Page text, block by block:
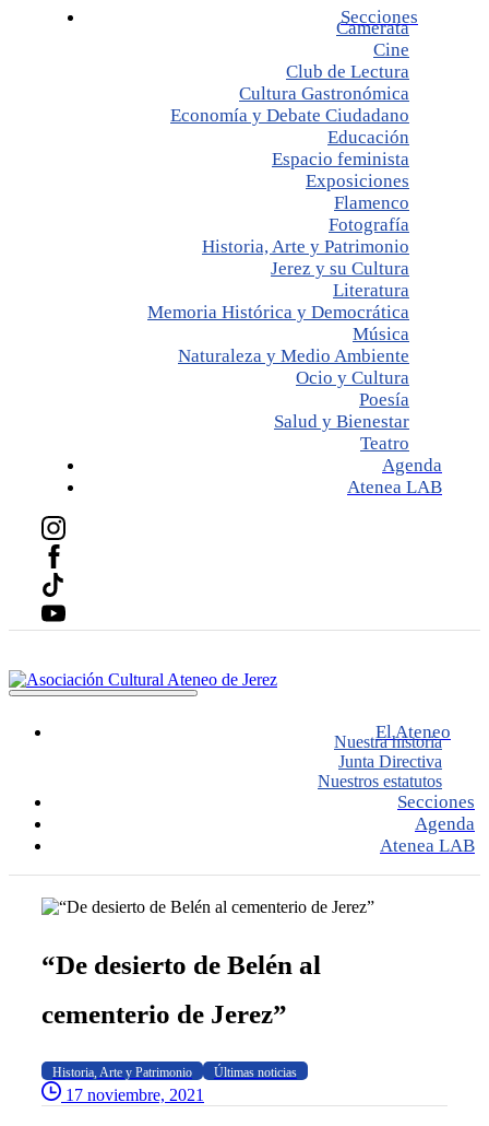
Secciones
Camerata
Cine
Club de Lectura
Cultura Gastronómica
Economía y Debate Ciudadano
Educación
Espacio feminista
Exposiciones
Flamenco
Fotografía
Historia, Arte y Patrimonio
Jerez y su Cultura
Literatura
Memoria Histórica y Democrática
Música
Naturaleza y Medio Ambiente
Ocio y Cultura
Poesía
Salud y Bienestar
Teatro
Agenda
Atenea LAB
El Ateneo
Nuestra historia
Junta Directiva
Nuestros estatutos
Secciones
Agenda
Atenea LAB
“De desierto de Belén al
cementerio de Jerez”
Historia, Arte y Patrimonio Últimas noticias
17 noviembre, 2021